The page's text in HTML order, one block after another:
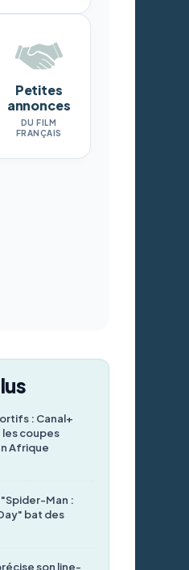
Petites
annonces
DU FILM
FRANÇAIS
: Canal+
coupes
Afrique
"Spider-Man :
bat des
son line-